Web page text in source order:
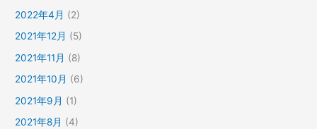
2022年4月 (2)
2021年12月 (5)
2021年11月 (8)
2021年10月 (6)
2021年9月 (1)
2021年8月 (4)